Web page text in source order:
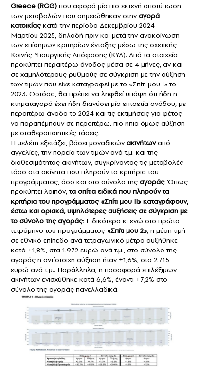
Greece (RCG) που αφορά μία πιο εκτενή αποτύπωση
των μεταβολών που σημειώθηκαν στηναγορά
κατοικίαςκατά την περίοδο Δεκεμβρίου 2024 –
Μαρτίου 2025, δηλαδή πριν και μετά την ανακοίνωση
των επίσημων κριτηρίων ένταξης μέσω της σχετικής
Κοινής Υπουργικής Απόφασης (ΚΥΑ). Από τα στοιχεία
προκύπτει περαιτέρω άνοδος μέσα σε 4 μήνες, αν και
σε χαμηλότερους ρυθμούς σε σύγκριση με την αύξηση
των τιμών που είχε καταγραφεί με το «Σπίτι μου Ι» το
2023. Ωστόσο, θα πρέπει να ληφθεί υπόψη ότι ήδη η
κτηματαγορά έχει ήδη διανύσει μία επταετία ανόδου, με
περαιτέρω άνοδο το 2024 και τις εκτιμήσεις για φέτος
να παραπέμπουν σε περαιτέρω, πιο ήπια όμως αύξηση
με σταθεροποιητικές τάσεις.
Η μελέτη εξετάζει, βάσει μοναδικώνακινήτωναπό
αγγελίες, την πορεία των τιμών ανά τ.μ. και της
διαθεσιμότητας ακινήτων, συγκρίνοντας τις μεταβολές
τόσο στα ακίνητα που πληρούν τα κριτήρια του
προγράμματος, όσο και στο σύνολο της αγοράς. Όπως
προκύπτει λοιπόν,τα σπίτια ειδικά που πληρούν τα
κριτήρια του προγράμματος «Σπίτι μου ΙΙ» καταγράφουν,
έστω και οριακά, υψηλότερες αυξήσεις σε σύγκριση με
το σύνολο της αγοράς: Ειδικότερα κι ενώ στο πρώτο
τετράμηνο του προγράμματος «Σπίτι μου 2», η μέση τιμή
σε εθνικό επίπεδο ανά τετραγωνικό μέτρο αυξήθηκε
κατά +1,8%, στα 1.972 ευρώ ανά τ.μ., στο σύνολο της
αγοράς η αντίστοιχη αύξηση ήταν +1,6%, στα 2.715
ευρώ ανά τ.μ.. Παράλληλα, η προσφορά επιλέξιμων
ακινήτων ενισχύθηκε κατά 6,6%, έναντι +7,2% στο
σύνολο της αγοράς πανελλαδικά.